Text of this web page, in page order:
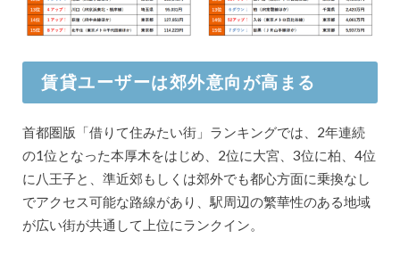
賃貸ユーザーは郊外意向が高まる
首都圏版「借りて住みたい街」ランキングでは、2年連続
の1位となった本厚木をはじめ、2位に大宮、3位に柏、4位
に八王子と、準近郊もしくは郊外でも都心方面に乗換なし
でアクセス可能な路線があり、駅周辺の繁華性のある地域
が広い街が共通して上位にランクイン。